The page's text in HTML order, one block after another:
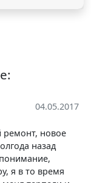
эмоции. Да не
МРТ брюшной
в рядовой
всё